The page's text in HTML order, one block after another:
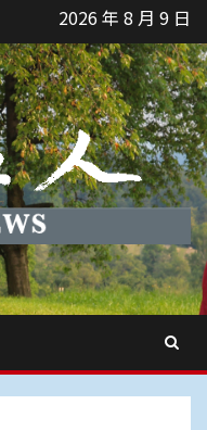
2026 年 8 月 9 日